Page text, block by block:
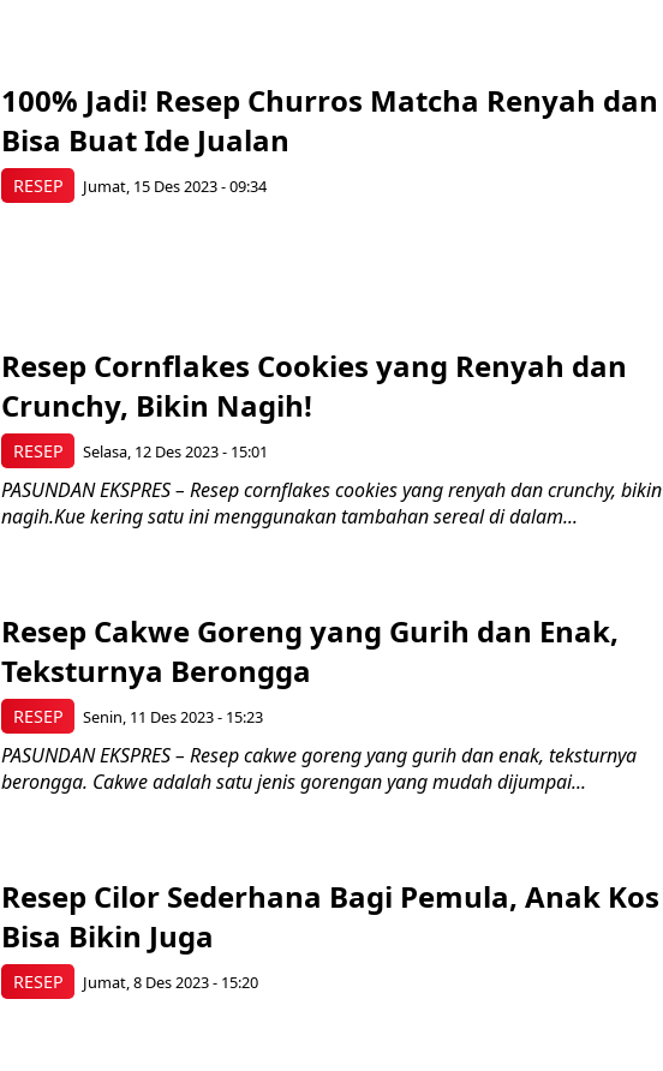
RESEP
100% Jadi! Resep Churros Matcha Renyah dan
Bisa Buat Ide Jualan
Jumat, 15 Des 2023 - 09:34
RESEP
Resep Cornflakes Cookies yang Renyah dan
Crunchy, Bikin Nagih!
Selasa, 12 Des 2023 - 15:01
PASUNDAN EKSPRES – Resep cornflakes cookies yang renyah dan crunchy, bikin
nagih.Kue kering satu ini menggunakan tambahan sereal di dalam...
RESEP
Resep Cakwe Goreng yang Gurih dan Enak,
Teksturnya Berongga
Senin, 11 Des 2023 - 15:23
PASUNDAN EKSPRES – Resep cakwe goreng yang gurih dan enak, teksturnya
berongga. Cakwe adalah satu jenis gorengan yang mudah dijumpai...
RESEP
Resep Cilor Sederhana Bagi Pemula, Anak Kos
Bisa Bikin Juga
Jumat, 8 Des 2023 - 15:20